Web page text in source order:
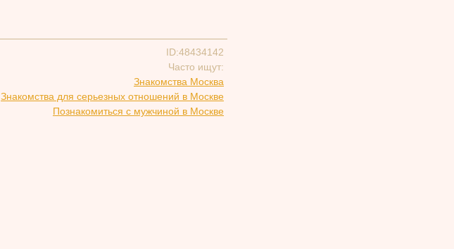
ID:48434142
Часто ищут:
Знакомства Москва
Знакомства для серьезных отношений в Москве
Познакомиться с мужчиной в Москве